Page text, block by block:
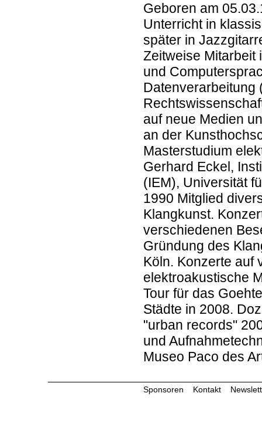
Geboren am
Unterricht in
später in
Zeitweise Mitarbeit
und
Datenverarbeitung
auf neue Medien
an der
Masterstudium
Gerhard Eckel,
(IEM), Universität
1990 Mitglied
Klangkunst.
verschiedenen
Gründung des
Köln. Konzerte auf
elektroakustische
Tour für das
Städte in 2008.
"urban records"
und
Museo Paco des
Sponsoren Kontakt